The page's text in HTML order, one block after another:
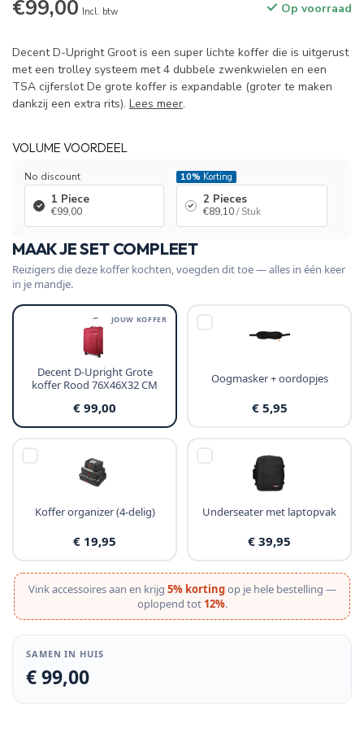
€99,00 Incl. btw Op voorraad
Decent D-Upright Groot is een super lichte koffer die is uitgerust
met een trolley systeem met 4 dubbele zwenkwielen en een
TSA cijferslot De grote koffer is expandable (groter te maken
dankzij een extra rits). Lees meer.
VOLUME VOORDEEL
No discount
1 Piece
€99,00
10% Korting
2 Pieces
€89,10 / Stuk
MAAK JE SET COMPLEET
Reizigers die deze koffer kochten, voegden dit toe — alles in één keer
in je mandje.
JOUW KOFFER
Decent D-Upright Grote
koffer Rood 76X46X32 CM
€ 99,00
Oogmasker + oordopjes
€ 5,95
Koffer organizer (4-delig)
€ 19,95
Underseater met laptopvak
€ 39,95
Vink accessoires aan en krijg 5% kortingop je hele bestelling —
oplopend tot 12%.
SAMEN IN HUIS
€ 99,00